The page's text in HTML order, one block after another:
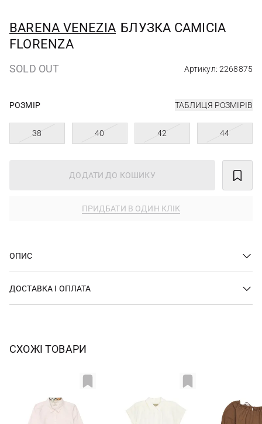
BARENA VENEZIA БЛУЗКА CAMICIA
FLORENZA
SOLD OUT Артикул: 2268875
РОЗМІР ТАБЛИЦЯ РОЗМІРІВ
38 40 42 44
ДОДАТИ ДО КОШИКУ
ПРИДБАТИ В ОДИН КЛІК
ОПИС
ДОСТАВКА І ОПЛАТА
СХОЖІ ТОВАРИ